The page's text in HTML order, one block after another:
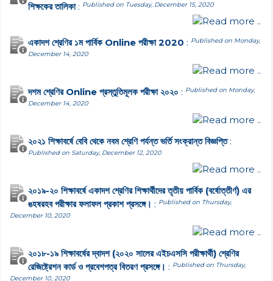
শিক্ষকের তালিকা: Published on Tuesday, December 15, 2020
Read more ..
একাদশ শ্রেণির ১ম পার্বিক Online পরীক্ষা 2020 : Published on Monday,
December 14, 2020
Read more ..
দশম শ্রেণির Online প্রস্তুতিমূলক পরীক্ষা ২০২০ : Published on Monday,
December 14, 2020
Read more ..
২০২১ শিক্ষাবর্ষে বেবি থেকে নবম শ্রেণি পর্যন্ত ভর্তি সংক্রান্ত বিজ্ঞপ্তি:
Published on Saturday, December 12, 2020
Read more ..
২০১৯-২০ শিক্ষাবর্ষে একাদশ শ্রেণির শিক্ষার্থীদের তৃতীয় পার্বিক (বর্ষোত্তীর্ণ) এর
ঙহষরহব পরীক্ষার ফলাফল প্রকাশ প্রসঙ্গে। : Published on Thursday,
December 10, 2020
Read more ..
২০১৮-১৯ শিক্ষাবর্ষের দ্বাদশ (২০২০ সালের এইচএসসি পরীক্ষার্থী) শ্রেণির
রেজিষ্ট্রেশন কার্ড ও প্রবেশপত্র বিতরণ প্রসঙ্গে। : Published on Thursday,
December 10, 2020